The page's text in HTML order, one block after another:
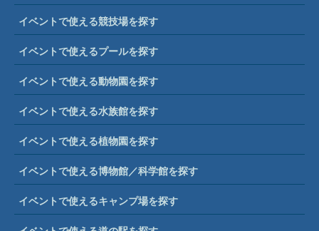
イベントで使える競技場を探す
イベントで使えるプールを探す
イベントで使える動物園を探す
イベントで使える水族館を探す
イベントで使える植物園を探す
イベントで使える博物館／科学館を探す
イベントで使えるキャンプ場を探す